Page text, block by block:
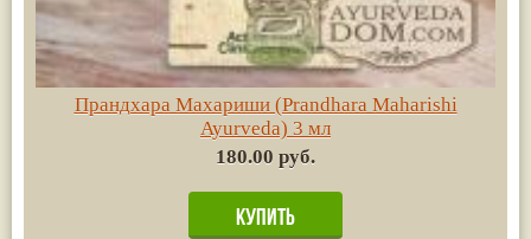
Прандхара Махариши (Prandhara Maharishi
Ayurvedа) 3 мл
180.00 руб.